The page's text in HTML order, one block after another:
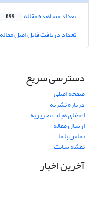
تعداد مشاهده مقاله 899
تعداد دریافت فایل اصل مقاله
دسترسی سریع
صفحه اصلی
درباره نشریه
اعضای هیات تحریریه
ارسال مقاله
تماس با ما
نقشه سایت
آخرین اخبار